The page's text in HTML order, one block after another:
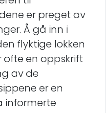
er preget av
Å gå inn i
flyktige lokken
ofte en oppskrift
av de
er en
informerte